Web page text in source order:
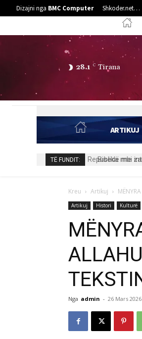
Dizajni nga BMC Computer Shkoder.net…
28.1 C Tirana
ARTIKUJ
TË FUNDIT: Bisedë me
Kreu Artikuj
Artikuj Histori Kulturë
Nga admin - 26 Mars 2026